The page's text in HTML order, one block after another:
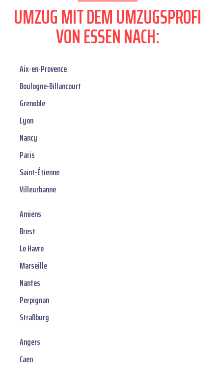
UMZUG MIT DEM UMZUGSPROFI
VON ESSEN NACH:
Aix-en-Provence
Boulogne-Billancourt
Grenoble
Lyon
Nancy
Paris
Saint-Étienne
Villeurbanne
Amiens
Brest
Le Havre
Marseille
Nantes
Perpignan
Straßburg
Angers
Caen